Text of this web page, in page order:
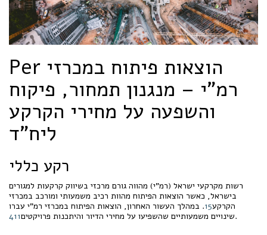
Per הוצאות פיתוח במכרזי
רמ"י – מנגנון תמחור, פיקוח
והשפעה על מחירי הקרקע
ליח"ד
רקע כללי
רשות מקרקעי ישראל (רמ"י) מהווה גורם מרכזי בשיווק קרקעות למגורים
בישראל, כאשר הוצאות הפיתוח מהוות רכיב משמעותי ומורכב במכרזי
הקרקע15. במהלך העשור האחרון, הוצאות הפיתוח במכרזי רמ"י עברו
שינויים משמעותיים שהשפיעו על מחירי הדיור והיתכנות פרויקטים
411 .